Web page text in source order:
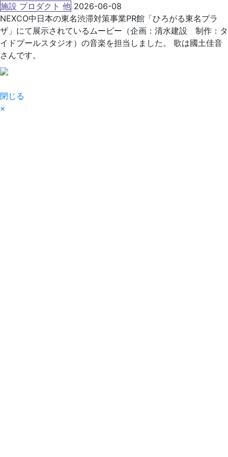
施設 プロダクト 他 2026-06-08
NEXCO中日本の東名渋滞対策事業PR館「ひろがる東名プラ
ザ」にて展示されているムービー（企画：清水建設 制作：タ
イドプールスタジオ）の音楽を担当しました。 歌は國土佳音
さんです。
閉じる
×